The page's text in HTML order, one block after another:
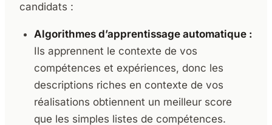
candidats :
Algorithmes d’apprentissage automatique :
Ils apprennent le contexte de vos
compétences et expériences, donc les
descriptions riches en contexte de vos
réalisations obtiennent un meilleur score
que les simples listes de compétences.